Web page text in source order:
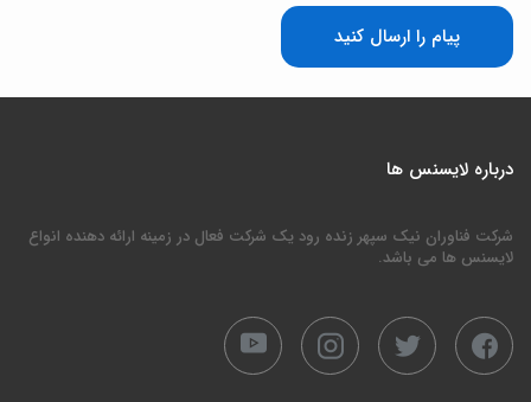
پیام را ارسال کنید
درباره لایسنس ها
شرکت فناوران نیک سپهر زنده رود یک شرکت فعال در زمینه ارائه دهنده انواع
لایسنس ها می باشد.